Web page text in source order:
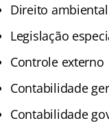
Direito ambiental
Legislação
Controle externo
Contabilidade
Contabilidade